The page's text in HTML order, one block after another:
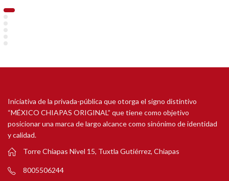
Iniciativa de la privada-pública que otorga el signo distintivo
“MÉXICO CHIAPAS ORIGINAL” que tiene como objetivo
posicionar una marca de largo alcance como sinónimo de identidad
y calidad.
Torre Chiapas Nivel 15, Tuxtla Gutiérrez, Chiapas
8005506244